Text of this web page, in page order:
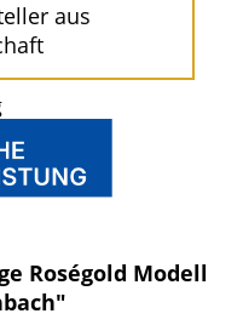
aus
Roségold Modell